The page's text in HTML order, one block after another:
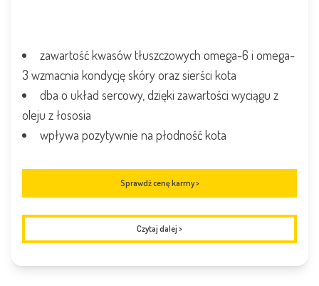
zawartość kwasów tłuszczowych omega-6 i omega-
3 wzmacnia kondycję skóry oraz sierści kota
dba o układ sercowy, dzięki zawartości wyciągu z
oleju z łososia
wpływa pozytywnie na płodność kota
Sprawdź cenę karmy >
Czytaj dalej >